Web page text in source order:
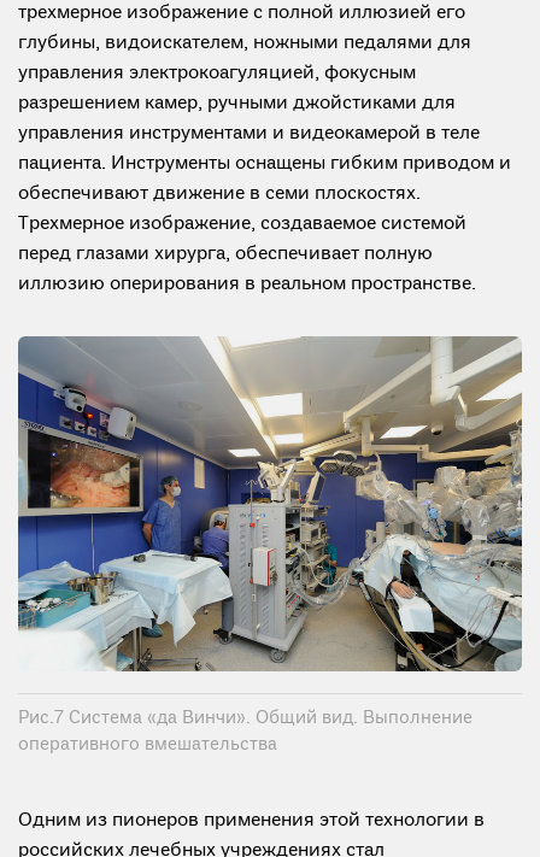
трехмерное изображение с полной иллюзией его
глубины, видоискателем, ножными педалями для
управления электрокоагуляцией, фокусным
разрешением камер, ручными джойстиками для
управления инструментами и видеокамерой в теле
пациента. Инструменты оснащены гибким приводом и
обеспечивают движение в семи плоскостях.
Трехмерное изображение, создаваемое системой
перед глазами хирурга, обеспечивает полную
иллюзию оперирования в реальном пространстве.
Рис.7 Система «да Винчи». Общий вид. Выполнение
оперативного вмешательства
Одним из пионеров применения этой технологии в
российских лечебных учреждениях стал